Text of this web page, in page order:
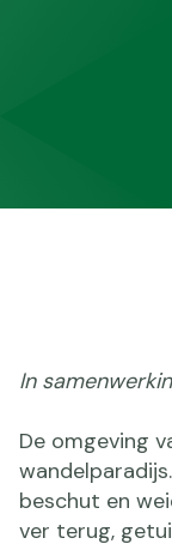
In
De omgeving
beschut en
ver terug,